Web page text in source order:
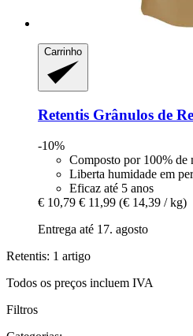
Carrinho
Retentis Grânulos de
-10%
Composto por 100% de
Liberta humidade em
Eficaz até 5 anos
€ 10,79 € 11,99 (€ 14,39 / kg)
Entrega até 17. agosto
Retentis: 1 artigo
Todos os preços incluem IVA
Filtros